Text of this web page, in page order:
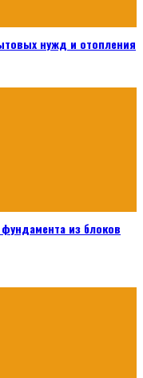
нужд и отопления
из блоков